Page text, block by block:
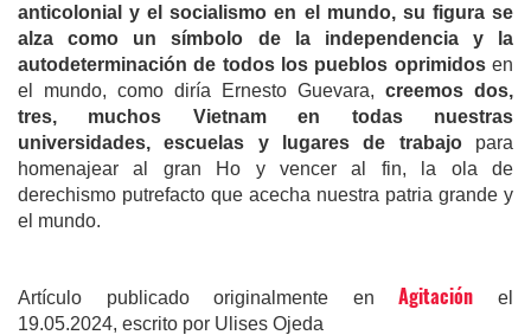
anticolonial y el socialismo en el mundo, su figura se
alza como un símbolo de la independencia y la
autodeterminación de todos los pueblos oprimidosen
el mundo, como diría Ernesto Guevara, creemos dos,
tres, muchos Vietnam en todas nuestras
universidades, escuelas y lugares de trabajopara
homenajear al gran Ho y vencer al fin, la ola de
derechismo putrefacto que acecha nuestra patria grande y
el mundo.
Artículo publicado originalmente enAgitación el
19.05.2024, escrito por Ulises Ojeda